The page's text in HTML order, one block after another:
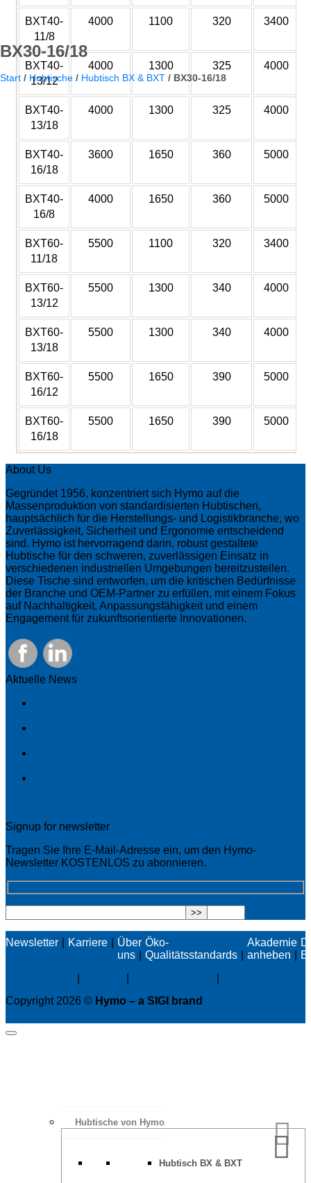
BX30-16/18
Start / Hubtische / Hubtisch BX & BXT / BX30-16/18
BXT40-
11/8
4000 1100 320 3400
BXT40-
13/12
4000 1300 325 4000
BXT40-
13/18
4000 1300 325 4000
BXT40-
16/18
3600 1650 360 5000
BXT40-
16/8
4000 1650 360 5000
BXT60-
11/18
5500 1100 320 3400
BXT60-
13/12
5500 1300 340 4000
BXT60-
13/18
5500 1300 340 4000
BXT60-
16/12
5500 1650 390 5000
BXT60-
16/18
5500 1650 390 5000
About Us
Gegründet 1956, konzentriert sich Hymo auf die
Massenproduktion von standardisierten Hubtischen,
hauptsächlich für die Herstellungs- und Logistikbranche, wo
Zuverlässigkeit, Sicherheit und Ergonomie entscheidend
sind. Hymo ist hervorragend darin, robust gestaltete
Hubtische für den schweren, zuverlässigen Einsatz in
verschiedenen industriellen Umgebungen bereitzustellen.
Diese Tische sind entworfen, um die kritischen Bedürfnisse
der Branche und OEM-Partner zu erfüllen, mit einem Fokus
auf Nachhaltigkeit, Anpassungsfähigkeit und einem
Engagement für zukunftsorientierte Innovationen.
Aktuelle News
Signup for newsletter
Tragen Sie Ihre E-Mail-Adresse ein, um den Hymo-
Newsletter KOSTENLOS zu abonnieren.
Newsletter Karriere
Über
uns
Öko-
Qualitätsstandards
Akademie
anheben
Copyright 2026 © Hymo – a SIGI brand
Hubtische von Hymo
Hubtisch BX & BXT